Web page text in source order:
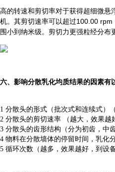
高的转速和剪切率对于获得超细微悬
机。其剪切速率可以超过100.00 rpm
围小到纳米级。剪切力更强粒经分布
六、影响分散乳化均质结果的因素有
1 分散头的形式（批次式和连续式）
2 分散头的剪切速率 （越大，效果越
3 分散头的齿形结构（分为初齿，中
4 物料在分散墙体的停留时间，乳化
5 循环次数（越多，效果越好，到设